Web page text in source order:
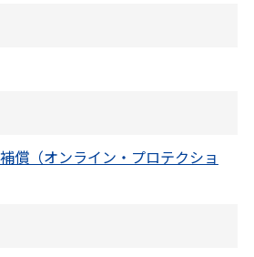
償（オンライン・プロテクショ